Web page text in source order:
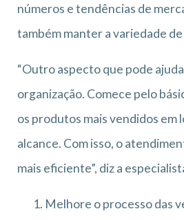
números e tendências de
também manter a variedade
“Outro aspecto que pode
organização. Comece pelo
os produtos mais vendidos em
alcance. Com isso, o
mais eficiente”, diz a
Melhore o processo das